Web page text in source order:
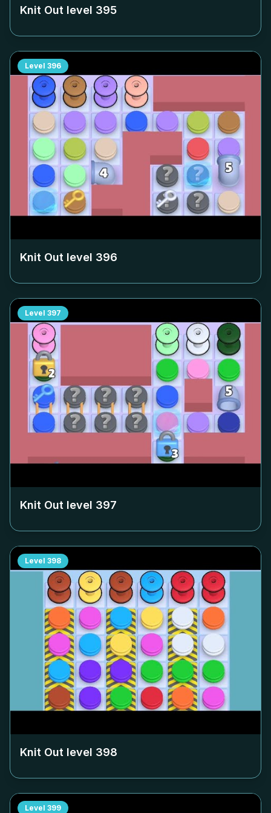
Knit Out level 395
Level 396
Knit Out level 396
Level 397
Knit Out level 397
Level 398
Knit Out level 398
Level 399